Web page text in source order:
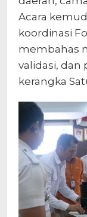
Acara
koordinasi
membahas
validasi, dan
kerangka